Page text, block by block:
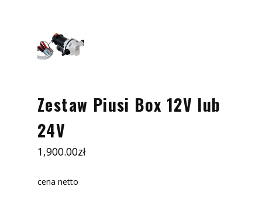
Zestaw Piusi Box 12V lub
24V
1,900.00zł
cena netto